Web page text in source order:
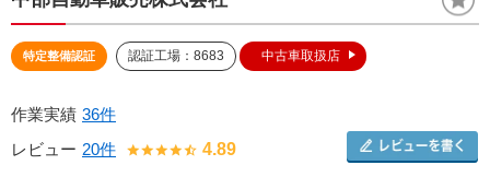
特定整備認証 認証工場：8683 中古車取扱店
作業実績 36件
レビュー 20件 4.89